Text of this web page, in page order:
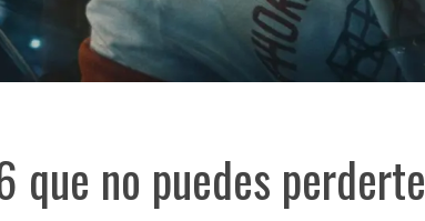
que no puedes perderte